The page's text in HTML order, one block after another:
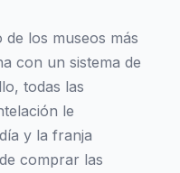
de los museos más
con un sistema de
todas las
le
y la franja
comprar las